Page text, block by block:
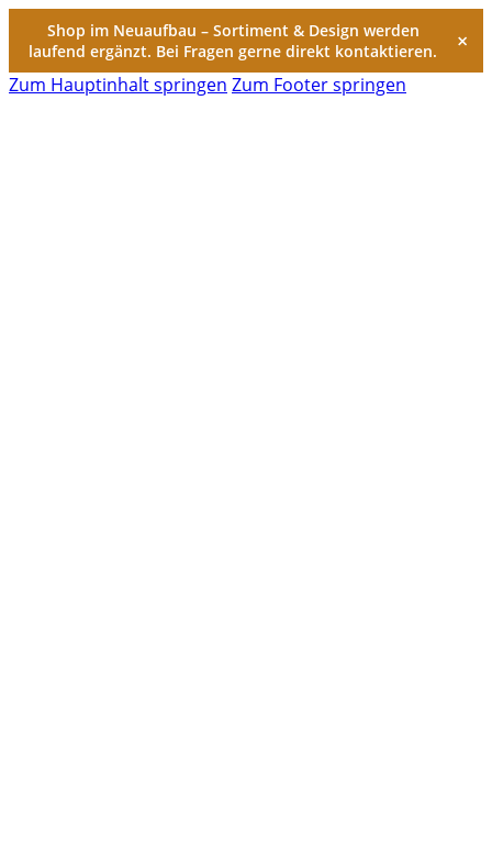
Shop im Neuaufbau – Sortiment & Design werden
laufend ergänzt. Bei Fragen gerne direkt kontaktieren.
×
Zum Hauptinhalt springen Zum Footer springen